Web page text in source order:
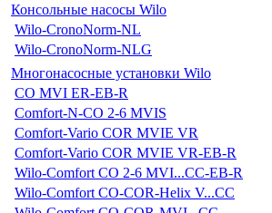
Консольные насосы Wilo
Wilo-CronoNorm-NL
Wilo-CronoNorm-NLG
Многонасосные установки Wilo
CO MVI ER-EB-R
Comfort-N-CO 2-6 MVIS
Comfort-Vario COR MVIE VR
Comfort-Vario COR MVIE VR-EB-R
Wilo-Comfort CO 2-6 MVI...CC-EB-R
Wilo-Comfort CO-COR-Helix V...CC